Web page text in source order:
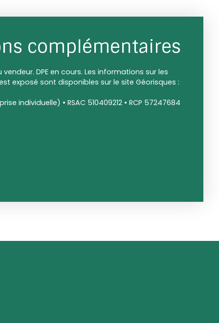
complémentaires
DPE en cours. Les informations sur les
exposé sont disponibles sur le site Géorisques :
individuelle) • RSAC 510409212 • RCP 57247684